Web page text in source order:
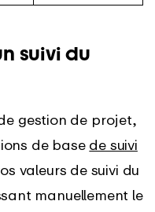
suivi du
gestion de projet,
de base de suivi
valeurs de suivi du
manuellement le